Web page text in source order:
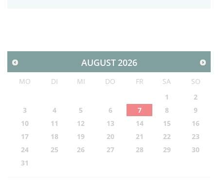
AUGUST2026
MO DI MI DO FR SA
SO
1
2
3
4 5 6 7 8
9
10
11 12 13 14 15
16
17
18 19 20 21 22
23
24
25 26 27 28 29
30
31